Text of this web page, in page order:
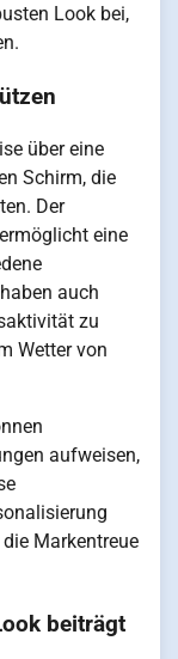
Look bei,
über eine
Schirm, die
Der
eine
auch
zu
Wetter von
aufweisen,
Markentreue
beiträgt